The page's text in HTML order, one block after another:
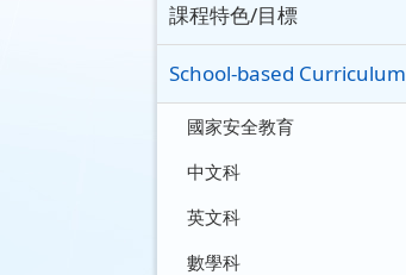
課程特色/目標
School-based Curriculum
國家安全教育
中文科
英文科
數學科